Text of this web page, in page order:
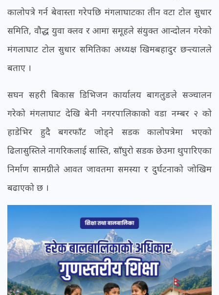
कालोपत्रे गर्न बेवास्ता गरेपछि मंगलाघाटका तीन वटा टोल सुधार
समिति, वौद्ध युवा क्लव र आमा समूहले संयुक्त आन्दोलन गरेको
मंगलाघाट टोल सुधार समितिका अध्यक्ष खिमबहादुर छन्त्यालले
बताए ।
सघन सहरी बिकास डिभिजन कार्यालय बागलुङले सञ्चालन
गरेको मंगलाघाट देखि बेनी नगरपालिकाको वडा नम्बर २ को
हाडेभिर हुदै बगरफाँट जोड्ने सडक कालोपत्रेमा भएको
ढिलासुस्तिले नागरिकलाई सास्ति, साँघुरो सडक छेउमा थुपारिएका
निर्माण सामग्रीले आवत जावतमा समस्या र दुर्घटनाको जोखिम
बढाएको छ ।